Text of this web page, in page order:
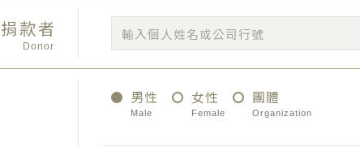
捐款者
Donor
男性
Male
女性
Female
團體
Organization